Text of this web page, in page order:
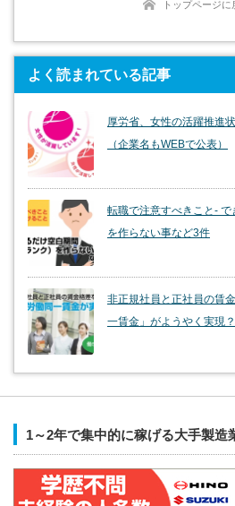
トップページに
よく読まれている記事
厚労省、女性の活躍推進
（企業名もWEBで公表）
転職で注意すべきこと-
を作らない事など3件
非正規社員と正社員の賃
一賃金」がようやく実現？
1～2年で集中的に稼げる大手製造